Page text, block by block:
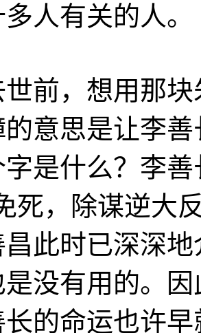
人有关的人。
前，想用那
意思是让李
是什么？李
死，除谋逆大
此时已深深
没有用的。
的命运也许